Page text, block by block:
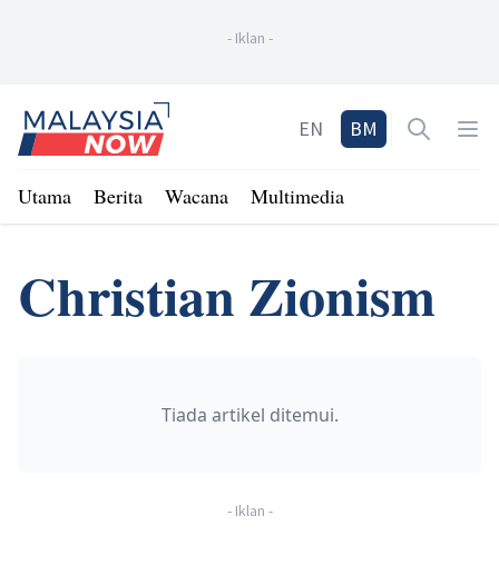
- Iklan -
Home
EN BM Open
Utama Berita Wacana Multimedia
Christian Zionism
Tiada artikel ditemui.
- Iklan -